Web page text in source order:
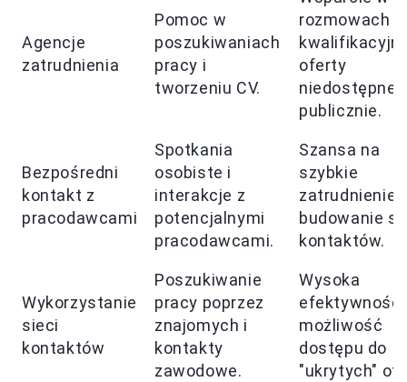
Agencje
zatrudnienia
Pomoc w
poszukiwaniach
pracy i
tworzeniu CV.
rozmowach
oferty
niedostępne
publicznie.
Bezpośredni
kontakt z
pracodawcami
Spotkania
osobiste i
interakcje z
potencjalnymi
pracodawcami.
Szansa na
szybkie
zatrudnienie,
budowanie
kontaktów.
Wykorzystanie
sieci
kontaktów
Poszukiwanie
pracy poprzez
znajomych i
kontakty
zawodowe.
Wysoka
efektywność,
możliwość
dostępu do
"ukrytych"